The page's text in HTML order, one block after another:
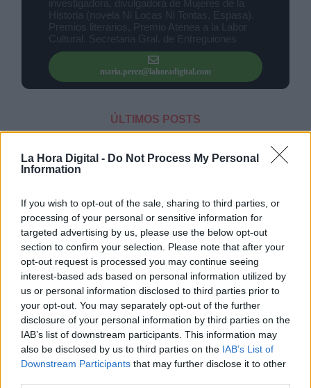
La Hora Digital - Do Not Process My Personal
Information
If you wish to opt-out of the sale, sharing to third parties, or
processing of your personal or sensitive information for
targeted advertising by us, please use the below opt-out
section to confirm your selection. Please note that after your
opt-out request is processed you may continue seeing
interest-based ads based on personal information utilized by
us or personal information disclosed to third parties prior to
your opt-out. You may separately opt-out of the further
disclosure of your personal information by third parties on the
IAB’s list of downstream participants. This information may
also be disclosed by us to third parties on the IAB’s List of
Downstream Participants that may further disclose it to other
maria.perez@lahoradigital.com
ÚLTIMOS POSTS
Inteligencia Artificial: Inquietudes y
antecedentes
(Asociación Colegial de Escritores) ha remitido a
sus asociados para poner en común derechos y
actuar en defensa de tantos y tantos
"escribidores" (con to...
2/10 2024
Clara Campoamor: Mi sueño, mi
pesadilla
Clara Campoamor Sueño una y otra vez lo
mismo; la ilusión y la pesadilla. Es 1 septiembre
de 1931: la primera vez que una mujer toma la
palabra en el Congreso de los Diputados. Yo
Clara Campoam...
link
link